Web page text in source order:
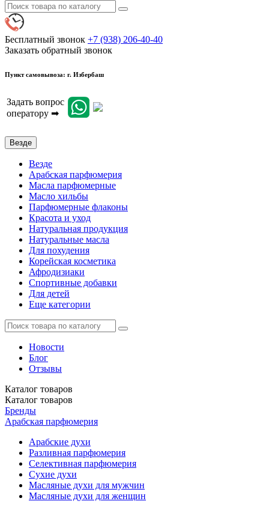
Бесплатный звонок +7 (938) 206-40-40
Заказать обратный звонок
Пункт самовывоза: г. Избербаш
Задать вопрос
оператору ➡
Везде
Везде
Арабская парфюмерия
Масла парфюмерные
Масло хильбы
Парфюмерные флаконы
Красота и уход
Натуральная продукция
Натуральные масла
Для похудения
Корейская косметика
Афродизиаки
Спортивные добавки
Для детей
Еще категории
Новости
Блог
Отзывы
Каталог товаров
Каталог товаров
Бренды
Арабская парфюмерия
Арабские духи
Разливная парфюмерия
Селективная парфюмерия
Сухие духи
Масляные духи для мужчин
Масляные духи для женщин